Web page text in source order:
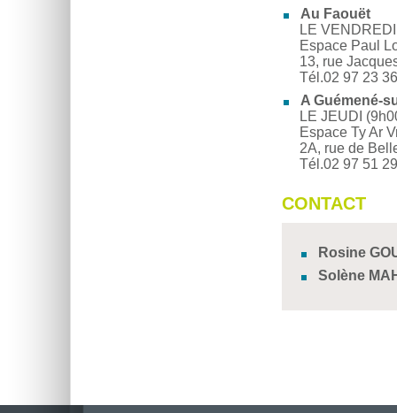
Au Faouët
LE
Espace Paul
13, rue
Tél.02 97 23
A Guémené-
LE JEUDI
Espace Ty Ar
2A, rue de
Tél.02 97 51
CONTACT
Rosine
Solène